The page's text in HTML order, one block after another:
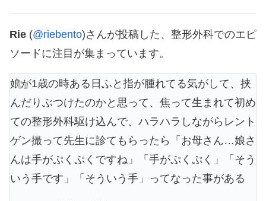
Rie (@riebento)さんが投稿した、整形外科でのエピ
ソードに注目が集まっています。
娘が1歳の時ある日ふと指が腫れてる気がして、挟
んだりぶつけたのかと思って、焦って生まれて初め
ての整形外科駆け込んで、ハラハラしながらレント
ゲン撮って先生に診てもらったら「お母さん…娘さ
んは手がぷくぷくですね」「手がぷくぷく」「そう
いう手です」「そういう手」ってなった事がある